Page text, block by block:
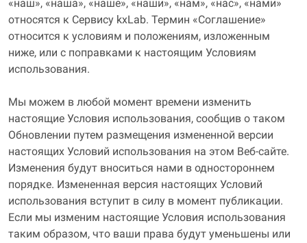
«наш», «наша», «наше», «наши», «нам», «нас», «нами»
относятся к Сервису kxLab. Термин «Соглашение»
относится к условиям и положениям, изложенным
ниже, или с поправками к настоящим Условиям
использования.
Мы можем в любой момент времени изменить
настоящие Условия использования, сообщив о таком
Обновлении путем размещения измененной версии
настоящих Условий использования на этом Веб-сайте.
Изменения будут вноситься нами в одностороннем
порядке. Измененная версия настоящих Условий
использования вступит в силу в момент публикации.
Если мы изменим настоящие Условия использования
таким образом, что ваши права будут уменьшены или